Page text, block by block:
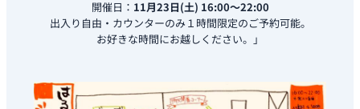
開催日： 11月23日(土) 16:00〜22:00
出入り自由・カウンターのみ１時間限定のご予約可能。
お好きな時間にお越しください。」